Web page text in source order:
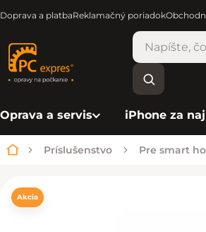
Doprava a platbaReklamačný poriadok
Oprava a servis iPhone za
Domov
Príslušenstvo Pre smart
Akcia